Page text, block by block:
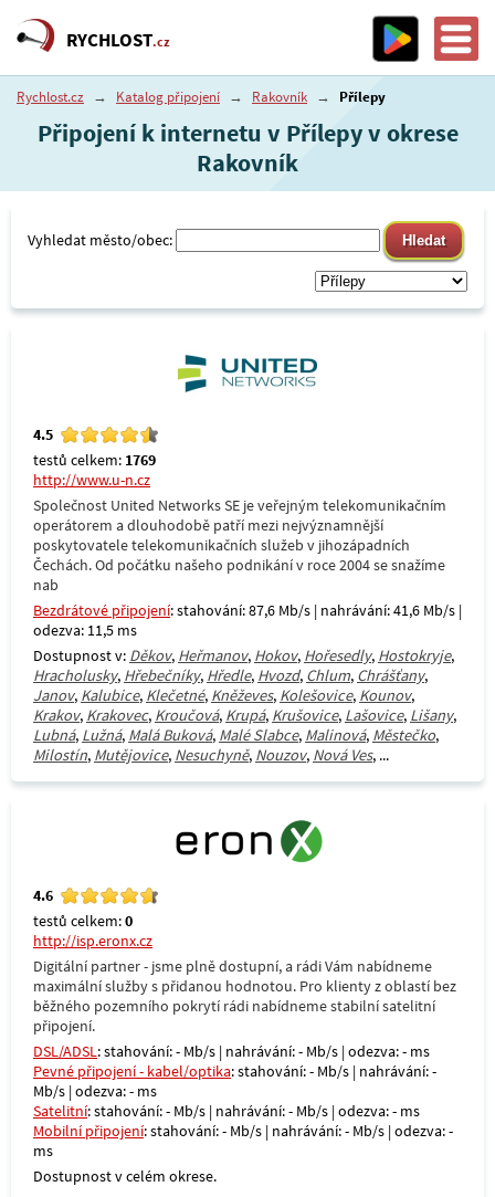
RYCHLOST.cz
Rychlost.cz → Katalog připojení → Rakovník → Přílepy
Připojení k internetu v Přílepy v okrese
Rakovník
Vyhledat město/obec:
4.5
testů celkem: 1769
http://www.u-n.cz
Společnost United Networks SE je veřejným telekomunikačním
operátorem a dlouhodobě patří mezi nejvýznamnější
poskytovatele telekomunikačních služeb v jihozápadních
Čechách. Od počátku našeho podnikání v roce 2004 se snažíme
nab
Bezdrátové připojení: stahování: 87,6 Mb/s | nahrávání: 41,6 Mb/s |
odezva: 11,5 ms
Dostupnost v: Děkov, Heřmanov, Hokov, Hořesedly, Hostokryje,
Hracholusky, Hřebečníky, Hředle, Hvozd, Chlum, Chrášťany,
Janov, Kalubice, Klečetné, Kněževes, Kolešovice, Kounov,
Krakov, Krakovec, Kroučová, Krupá, Krušovice, Lašovice, Lišany,
Lubná, Lužná, Malá Buková, Malé Slabce, Malinová, Městečko,
Milostín, Mutějovice, Nesuchyně, Nouzov, Nová Ves, ...
4.6
testů celkem:0
http://isp.eronx.cz
Digitální partner - jsme plně dostupní, a rádi Vám nabídneme
maximální služby s přidanou hodnotou. Pro klienty z oblastí bez
běžného pozemního pokrytí rádi nabídneme stabilní satelitní
připojení.
DSL/ADSL: stahování: - Mb/s | nahrávání: - Mb/s | odezva: - ms
Pevné připojení - kabel/optika: stahování: - Mb/s | nahrávání: -
Mb/s | odezva: - ms
Satelitní: stahování: - Mb/s | nahrávání: - Mb/s | odezva: - ms
Mobilní připojení: stahování: - Mb/s | nahrávání: - Mb/s | odezva: -
ms
Dostupnost v celém okrese.